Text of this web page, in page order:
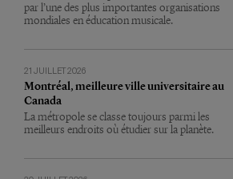
par l’une des plus importantes organisations
mondiales en éducation musicale.
21 JUILLET 2026
Montréal, meilleure ville universitaire au
Canada
La métropole se classe toujours parmi les
meilleurs endroits où étudier sur la planète.